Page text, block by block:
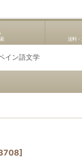
送料
イン語文学
]